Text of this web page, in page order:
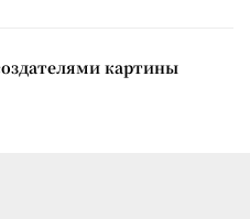
картины